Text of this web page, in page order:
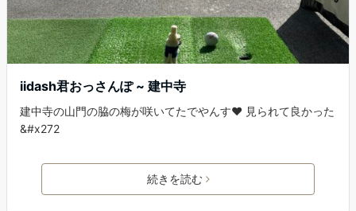
iidash君おっさんぽ ~ 建中寺
建中寺の山門の脇の梅が咲いてたでやんす❤️ 見られて良かった
&#x272
続きを読む